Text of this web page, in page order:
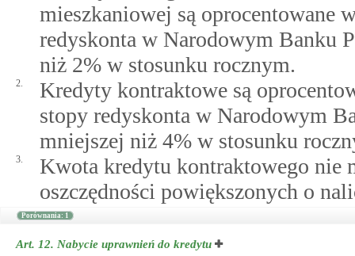
mieszkaniowej są oprocentowane
redyskonta w Narodowym Banku
niż 2% w stosunku rocznym.
2.
Kredyty kontraktowe są
stopy redyskonta w Narodowym
mniejszej niż 4% w stosunku
3.
Kwota kredytu kontraktowego nie
oszczędności powiększonych o
Porównania: 1
Art. 12. Nabycie uprawnień do kredytu